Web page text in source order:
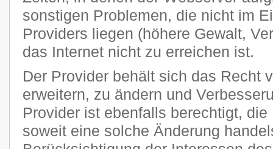
sonstigen Problemen, die nicht im
Providers liegen (höhere Gewalt,
das Internet nicht zu erreichen ist.
Der Provider behält sich das Recht
erweitern, zu ändern und
Provider ist ebenfalls berechtigt,
soweit eine solche Änderung